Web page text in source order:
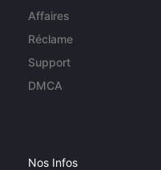
Affaires
Réclame
Support
DMCA
Nos Infos